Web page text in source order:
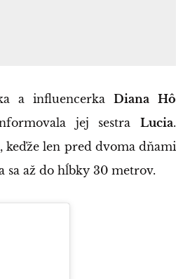
a influencerkaDiana Hô
jej sestra Lucia.
len pred dvoma dňami
sa až do hĺbky 30 metrov.